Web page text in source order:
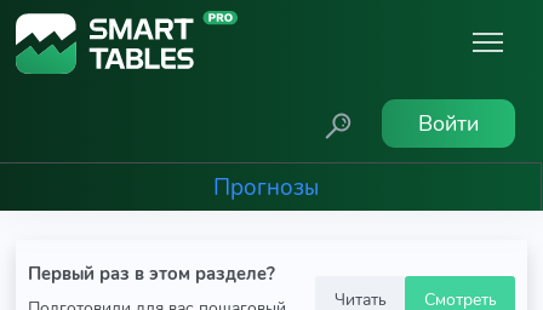
Войти
Прогнозы
Первый раз в этом разделе?
Читать
Смотреть